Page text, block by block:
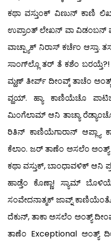
ಕಥಾ ವಸ್ತುಂಕ್ ವಿಣುನ್ ಕಾಣಿ
ಉಪ್ರಾಂತ್ ಲೇಖನ್ ವಾ ವಿಡಂಬನ್
ವಾಚ್ಪ್ಯಾಕ್ ನಿರಾಸ್ ಕರ್ಚೆಂ ಆಸ್ತಾ.
ಸಾಂಗ್‍ಲ್ಲೊ ತರ್ ತೆ ಕಶೆಂ
ಮ್ಹಣ್ ತೀರ್ಪ್ ದೀಂವ್ಕ್ ತಾಚೆಂ
ವ್ಹಯ್. ಹ್ಯಾ ಕಾಣಿಯೆಚೊ
ಮಿಂಗೆಲಾಮ್ ಆನಿ ತಾಚ್ಯಾ
ರಿತಿನ್ ಕಾಣಿಯೆಗಾರಾನ್ ಆಪ್ಲ್ಯಾ
ಕೆಲಾಂ. ಜರ್ ತಾಣೆಂ ಅಸಲೆಂ ಅಂತ್ಯ್
ಕಥಾ ವಸ್ತುಕ್, ಬಾಂಧಾವಳಿಕ್ ಆನಿ
ಹಾಡ್ತೆಂ ಕೊಣ್ಣಾ! ಸ್ಯಾಮ್
ಸಂವೇದನಾತ್ಮಕ್ ಜಾವ್ನ್
ದೆಕುನ್, ತಾಕಾ ಅಸಲೆಂ ಅಂತ್ಯ್
ತಾಣೆಂ Exceptional ಅಂತ್ಯ್